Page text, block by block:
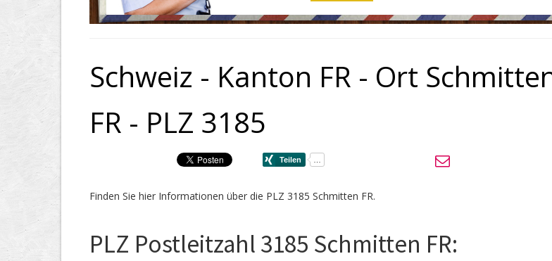
Schweiz - Kanton FR - Ort
FR - PLZ 3185
Finden Sie hier Informationen über die PLZ 3185 Schmitten FR.
PLZ Postleitzahl 3185 Schmitten FR: